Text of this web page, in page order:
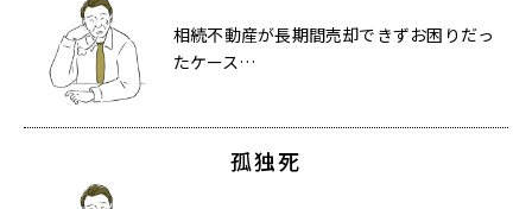
相続不動産が長期間売却できずお困りだっ
たケース…
孤独死